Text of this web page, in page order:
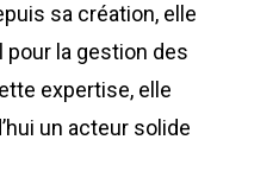
sa création, elle
la gestion des
expertise, elle
un acteur solide